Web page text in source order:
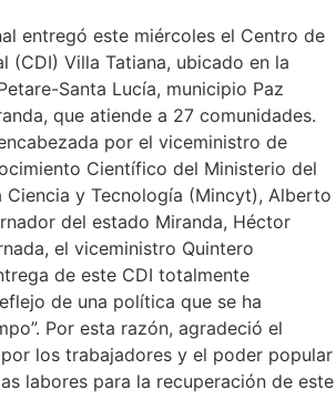
entregó este miércoles el Centro de
(CDI) Villa Tatiana, ubicado en la
Santa Lucía, municipio Paz
que atiende a 27 comunidades.
por el viceministro de
Científico del Ministerio del
Ciencia y Tecnología (Mincyt), Alberto
del estado Miranda, Héctor
el viceministro Quintero
de este CDI totalmente
de una política que se ha
Por esta razón, agradeció el
los trabajadores y el poder popular
labores para la recuperación de este